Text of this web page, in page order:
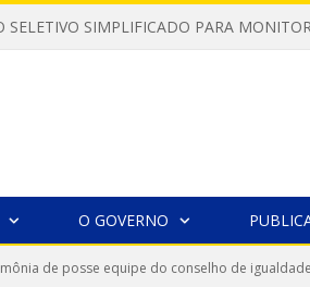
SELETIVO SIMPLIFICADO PARA
O GOVERNO
de posse equipe do conselho de